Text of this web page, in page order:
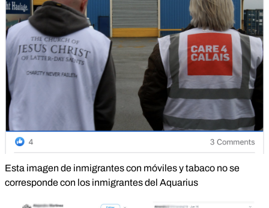
Esta imagen de inmigrantes con móviles y tabaco no se
corresponde con los inmigrantes del Aquarius